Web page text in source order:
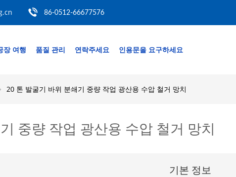
86-0512-66677576
장 여행 품질 관리 연락주세요 인용문을 요구하세요
20 톤 발굴기 바위 분쇄기 중량 작업 광산용 수압 철거 망치
중량 작업 광산용 수압 철거 망치
기본 정보